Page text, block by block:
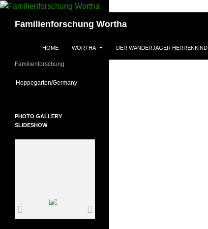
Zum
springenFamilienforschung Wortha
HOME WORTHA DER WANDERJÄGER HERRENKIND
Familienforschung
Hoppegarten/Germany
PHOTO GALLERY
SLIDESHOW